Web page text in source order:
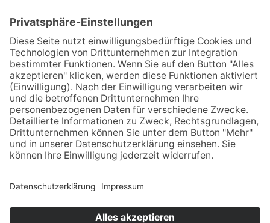
Öffnungszeiten
Mo - Fr:
08:00 - 18:00 Uhr
Sa:
08:00 - 12:00 Uhr
Apotheken Notdienst:
Bereitschaftsdienste